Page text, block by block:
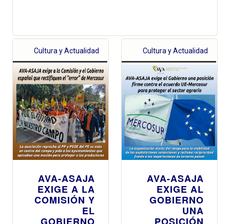
Cultura y Actualidad
AVA-ASAJA
EXIGE A LA
COMISIÓN Y
EL
GOBIERNO
Cultura y Actualidad
AVA-ASAJA
EXIGE AL
GOBIERNO
UNA
POSICIÓN